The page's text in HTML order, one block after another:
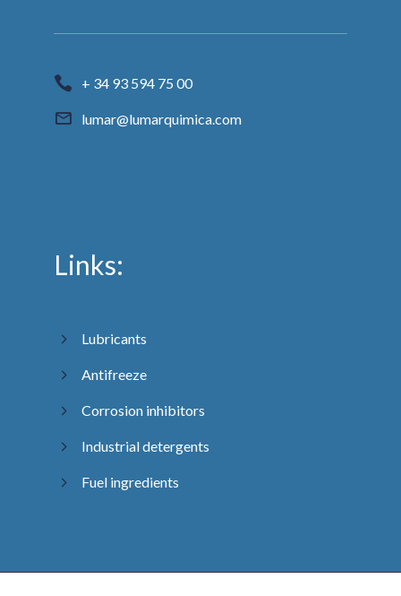
+ 34 93 594 75 00
lumar@lumarquimica.com
Links:
Lubricants
Antifreeze
Corrosion inhibitors
Industrial detergents
Fuel ingredients